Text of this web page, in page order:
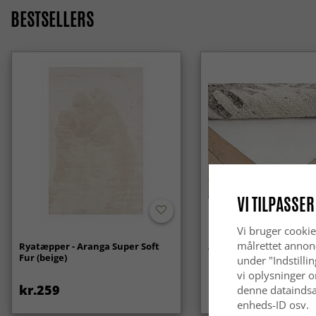
BESTSELLERS
Ryatæpper - Aranga Super Soft
Fur (beige)
kr.259
Anti-slip/Skridsikker
kr.119
VI
Vi bruger
målrettet
under
vi oplysninger
denne
enheds-ID osv.